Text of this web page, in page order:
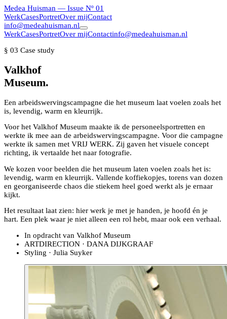
Medea Huisman — Issue Nº 01
WerkCasesPortretOver mijContact
info@medeahuisman.nl
WerkCasesPortretOver mijContactinfo@medeahuisman.nl
§ 03 Case study
Valkhof
Museum.
Een arbeidswervingscampagne die het museum laat voelen zoals het
is, levendig, warm en kleurrijk.
Voor het Valkhof Museum maakte ik de personeelsportretten en
werkte ik mee aan de arbeidswervingscampagne. Voor die campagne
werkte ik samen met VRIJ WERK. Zij gaven het visuele concept
richting, ik vertaalde het naar fotografie.
We kozen voor beelden die het museum laten voelen zoals het is:
levendig, warm en kleurrijk. Vallende koffiekopjes, torens van dozen
en georganiseerde chaos die stiekem heel goed werkt als je ernaar
kijkt.
Het resultaat laat zien: hier werk je met je handen, je hoofd én je
hart. Een plek waar je niet alleen een rol hebt, maar ook een verhaal.
In opdracht van Valkhof Museum
ARTDIRECTION · DANA DIJKGRAAF
Styling · Julia Suyker